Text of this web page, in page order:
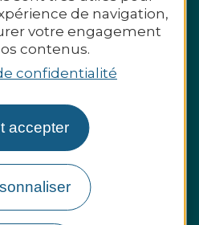
de navigation,
votre engagement
contenus.
confidentialité
accepter
pro